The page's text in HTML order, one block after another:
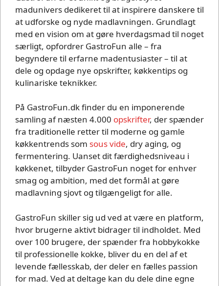
madunivers dedikeret til at inspirere danskere til
at udforske og nyde madlavningen. Grundlagt
med en vision om at gøre hverdagsmad til noget
særligt, opfordrer GastroFun alle – fra
begyndere til erfarne madentusiaster – til at
dele og opdage nye opskrifter, køkkentips og
kulinariske teknikker.
På GastroFun.dk finder du en imponerende
samling af næsten 4.000 opskrifter, der spænder
fra traditionelle retter til moderne og gamle
køkkentrends som sous vide, dry aging, og
fermentering. Uanset dit færdighedsniveau i
køkkenet, tilbyder GastroFun noget for enhver
smag og ambition, med det formål at gøre
madlavning sjovt og tilgængeligt for alle.
GastroFun skiller sig ud ved at være en platform,
hvor brugerne aktivt bidrager til indholdet. Med
over 100 brugere, der spænder fra hobbykokke
til professionelle kokke, bliver du en del af et
levende fællesskab, der deler en fælles passion
for mad. Ved at deltage kan du dele dine egne